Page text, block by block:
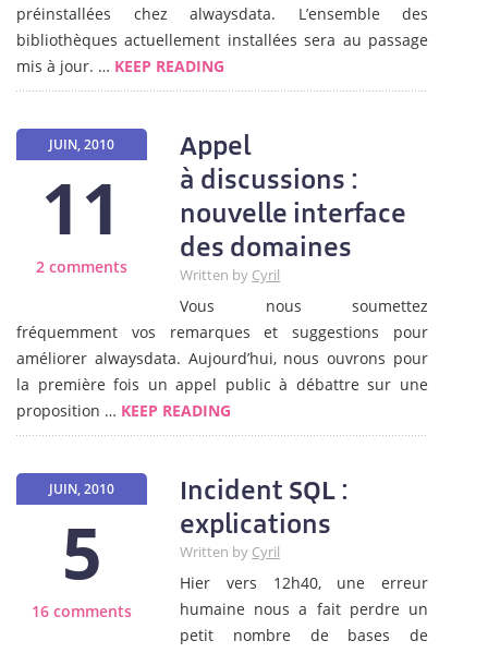
préinstallées chez alwaysdata. L’ensemble des
bibliothèques actuellement installées sera au passage
mis à jour. … KEEP READING
JUIN, 2010
11
2 comments
Appel
à discussions :
nouvelle interface
des domaines
Written by Cyril
Vous nous soumettez
fréquemment vos remarques et suggestions pour
améliorer alwaysdata. Aujourd’hui, nous ouvrons pour
la première fois un appel public à débattre sur une
proposition … KEEP READING
JUIN, 2010
5
16 comments
Incident SQL :
explications
Written by Cyril
Hier vers 12h40, une erreur
humaine nous a fait perdre un
petit nombre de bases de